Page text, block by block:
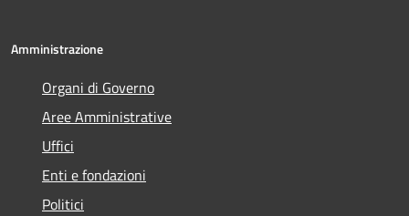
Amministrazione
Organi di Governo
Aree Amministrative
Uffici
Enti e fondazioni
Politici